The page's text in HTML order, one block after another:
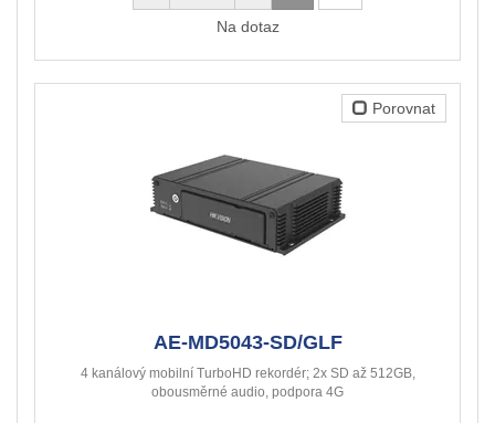
Na dotaz
Porovnat
AE-MD5043-SD/GLF
4 kanálový mobilní TurboHD rekordér; 2x SD až 512GB,
obousměrné audio, podpora 4G